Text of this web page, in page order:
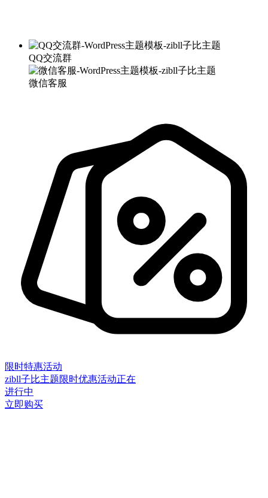
QQ交流群
微信客服
限时特惠活动
zibll子比主题限时优惠活动正在
进行中
立即购买